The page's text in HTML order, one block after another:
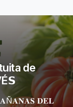
de
𝐃𝐄𝐋